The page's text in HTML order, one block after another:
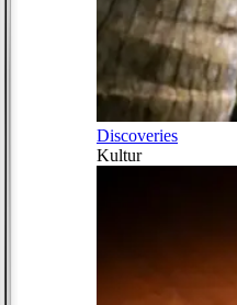
Discoveries
Kultur